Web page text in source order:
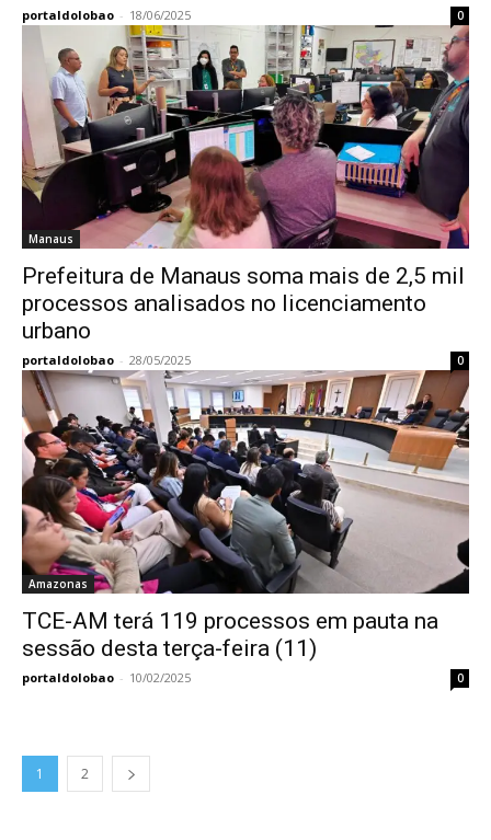
portaldolobao - 18/06/2025 0
Manaus
Prefeitura de Manaus soma mais de 2,5 mil
processos analisados no licenciamento
urbano
portaldolobao - 28/05/2025 0
Amazonas
TCE-AM terá 119 processos em pauta na
sessão desta terça-feira (11)
portaldolobao - 10/02/2025 0
1 2